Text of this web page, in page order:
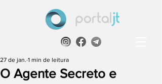
O Agente Secreto e
27 de jan. 1 min de leitura